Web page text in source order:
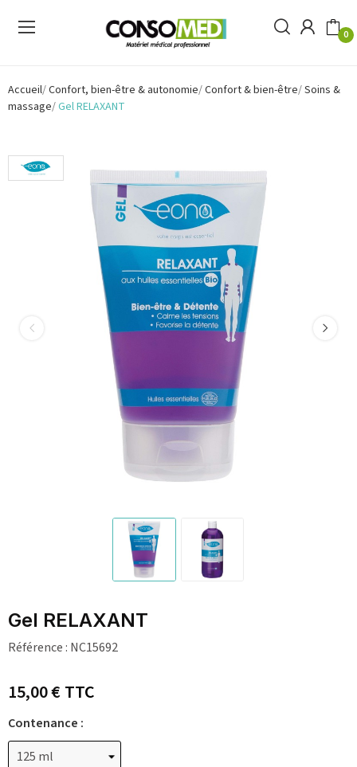
0
Accueil Confort, bien-être & autonomie Confort & bien-être Soins &
massage Gel RELAXANT
Gel RELAXANT
Référence : NC15692
15,00 €TTC
Contenance :